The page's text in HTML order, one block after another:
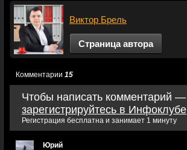
Виктор Брель
Страница автора
Комментарии 15
Чтобы написать комментарий —
зарегистрируйтесь в Инфоклубе
Регистрация бесплатна и занимает 1 минуту
Юрий